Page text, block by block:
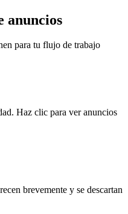
anuncios
para tu flujo de trabajo
Haz clic para ver anuncios
brevemente y se descartan